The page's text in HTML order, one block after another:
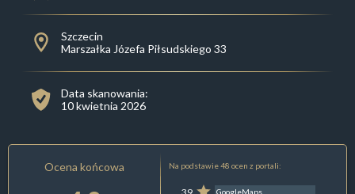
Szczecin
Marszałka Józefa Piłsudskiego 33
Data skanowania:
10 kwietnia 2026
Ocena końcowa Na podstawie 48 ocen z portali:
GoogleMaps